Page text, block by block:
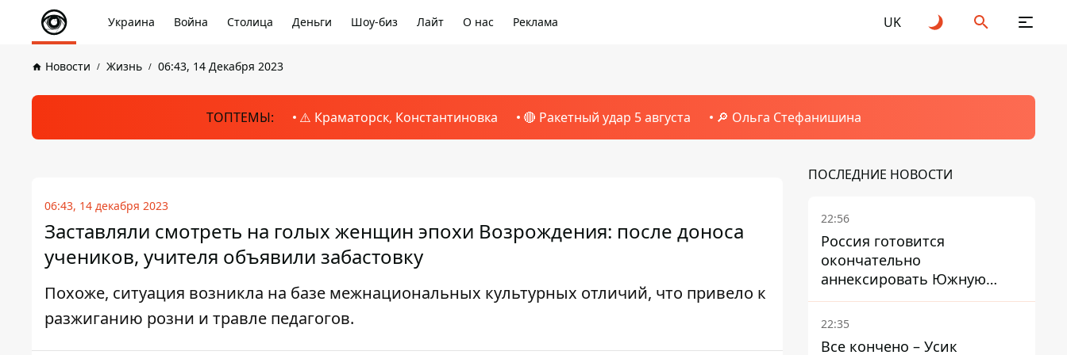
Украина Война Столица Деньги Шоу-биз Лайт О нас Реклама UK
Новости Жизнь 06:43, 14 Декабря 2023
ТОПТЕМЫ: ⚠️ Краматорск, Константиновка 🔴 Ракетный удар 5 августа 🔎 Ольга Стефанишина
06:43, 14 декабря 2023
Заставляли смотреть на голых женщин эпохи Возрождения: после доноса
учеников, учителя объявили забастовку
Похоже, ситуация возникла на базе межнациональных культурных отличий, что привело к
разжиганию розни и травле педагогов.
ПОСЛЕДНИЕ НОВОСТИ
22:56
Россия готовится
окончательно
аннексировать Южную
Осетию – страны НАТО
обеспокоены
22:35
Все кончено – Усик